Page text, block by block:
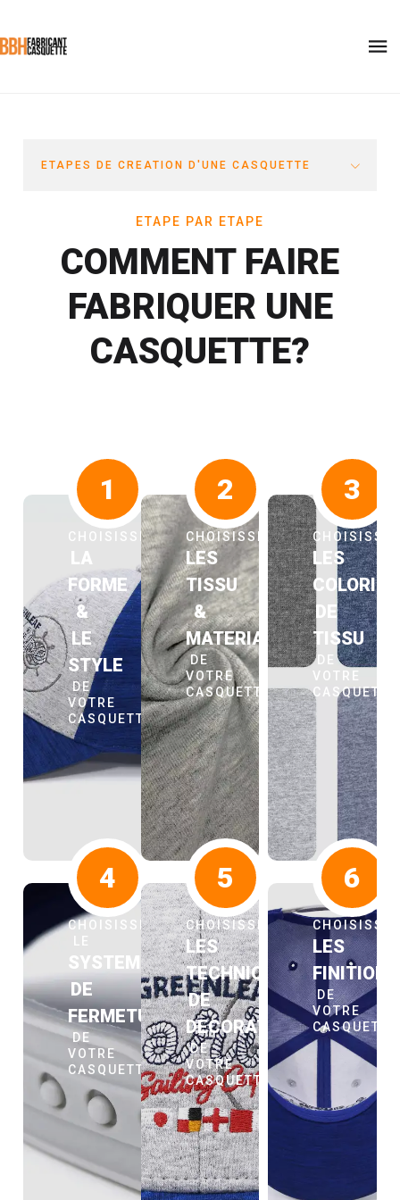
ETAPES DE CREATION D'UNE CASQUETTE
ETAPE PAR ETAPE
COMMENT FAIRE
FABRIQUER UNE
CASQUETTE?
1
CHOISISSEZ
LA
FORME
&
LE
STYLE
DE
VOTRE
CASQUETTE
2
CHOISISSEZ
LES
TISSU
&
MATERIAUX
DE
VOTRE
CASQUETTE
3
LES
COLORIS
DE
TISSU
DE
VOTRE
4
CHOISISSEZ
LE
SYSTEME
DE
FERMETURE
DE
VOTRE
CASQUETTE
5
CHOISISSEZ
LES
TECHNIQUES
DE
DECORATION
DE
VOTRE
CASQUETTE
6
LES
DE
VOTRE